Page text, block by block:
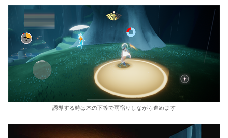
誘導する時は木の下等で雨宿りしながら進めます